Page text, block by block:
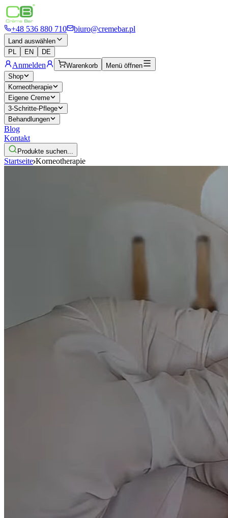
+48 536 880 710 biuro@cremebar.pl
Land auswählen
PL
EN DE
Anmelden Warenkorb
Menü öffnen
Shop
Korneotherapie
Eigene Creme
3-Schritte-Pflege
Behandlungen
Blog
Kontakt
Produkte suchen...
Startseite Korneotherapie